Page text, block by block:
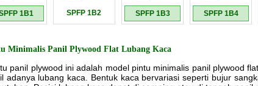
1B1 SPFP 1B2 SPFP 1B3 SPFP 1B4
Minimalis Panil Plywood Flat Lubang Kaca
panil plywood ini adalah model pintu minimalis panil plywood
adanya lubang kaca. Bentuk kaca bervariasi seperti bujur